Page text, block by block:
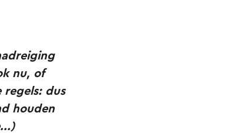
nu, of
dus
houden